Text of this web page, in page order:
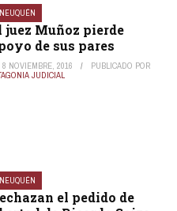
NEUQUÉN
juez Muñoz pierde
de sus pares
8 NOVIEMBRE, 2016
PUBLICADO POR
JUDICIAL
NEUQUÉN
el pedido de